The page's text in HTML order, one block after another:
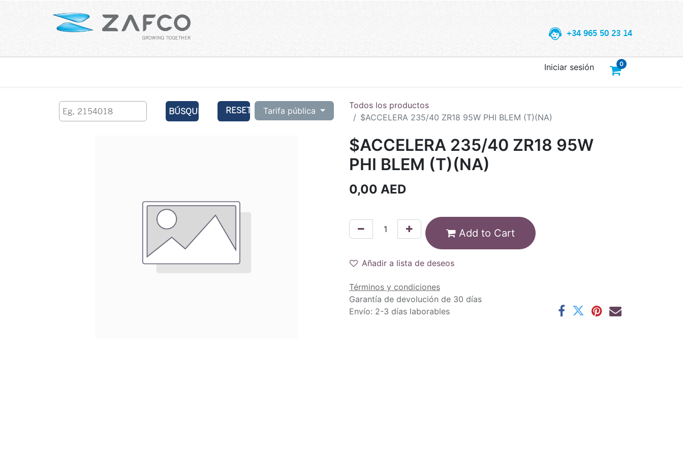
+34 965 50 23 14
0
Iniciar sesión
BÚSQUEDA RESET Tarifa pública
Todos los productos
$ACCELERA 235/40 ZR18 95W PHI BLEM (T)(NA)
$ACCELERA 235/40 ZR18 95W
PHI BLEM (T)(NA)
0,00 AED
Add to Cart
Añadir a lista de deseos
Términos y condiciones
Garantía de devolución de 30 días
Envío: 2-3 días laborables